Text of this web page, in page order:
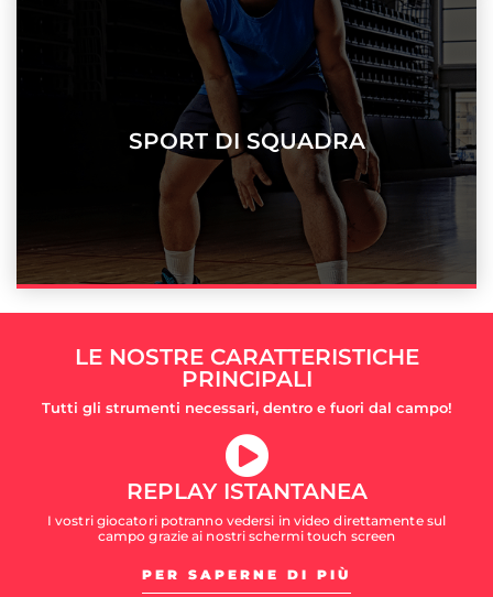
SPORT DI SQUADRA
LE NOSTRE CARATTERISTICHE
PRINCIPALI
Tutti gli strumenti necessari, dentro e fuori dal campo!
REPLAY ISTANTANEA
I vostri giocatori potranno vedersi in video direttamente sul
campo grazie ai nostri schermi touch screen
PER SAPERNE DI PIÙ